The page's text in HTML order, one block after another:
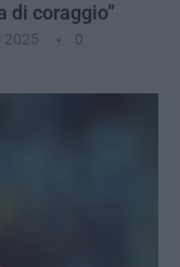
di coraggio”
2025
0